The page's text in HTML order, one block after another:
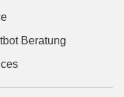
Beratung